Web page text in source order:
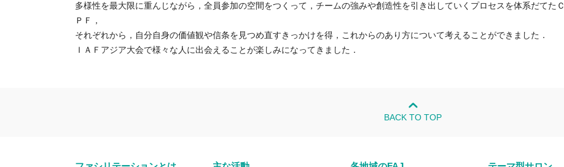
多様性を最大限に重んじながら，全員参加の空間をつくって，チームの強みや創造性を引き出していくプロセスを体系だてたＣ
ＰＦ，
それぞれから，自分自身の価値観や信条を見つめ直すきっかけを得，これからのあり方について考えることができました．
ＩＡＦアジア大会で様々な人に出会えることが楽しみになってきました．
BACK TO TOP